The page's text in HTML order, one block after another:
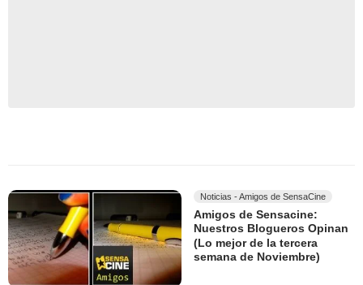
Noticias - Amigos de SensaCine
Amigos de Sensacine:
Nuestros Blogueros Opinan
(Lo mejor de la tercera
semana de Noviembre)